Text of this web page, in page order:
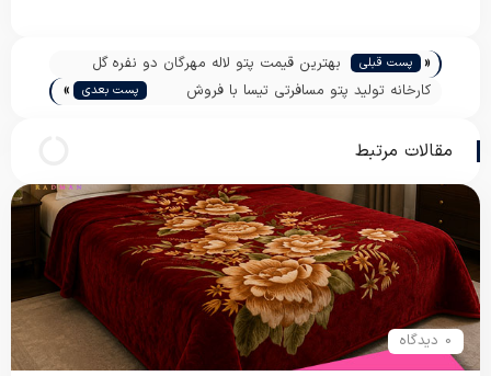
« پست قبلی
بهترین قیمت پتو لاله مهرگان دو نفره گل
برجسته
کارخانه تولید پتو مسافرتی تیسا با فروش
پست بعدی »
مقالات مرتبط
0 دیدگاه